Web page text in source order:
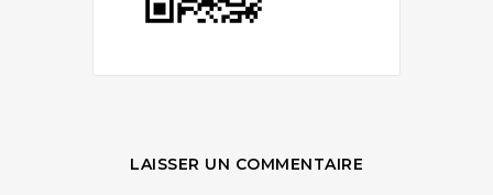
LAISSER UN COMMENTAIRE